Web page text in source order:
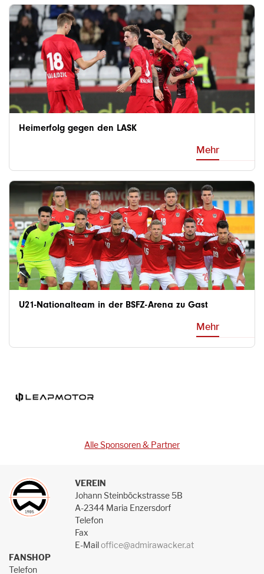
Heimerfolg gegen den LASK
Mehr
U21-Nationalteam in der BSFZ-Arena zu Gast
Mehr
Alle Sponsoren & Partner
VEREIN
Johann Steinböckstrasse 5B
A-2344 Maria Enzersdorf
Telefon
Fax
E-Mailoffice@admirawacker.at
FANSHOP
Telefon